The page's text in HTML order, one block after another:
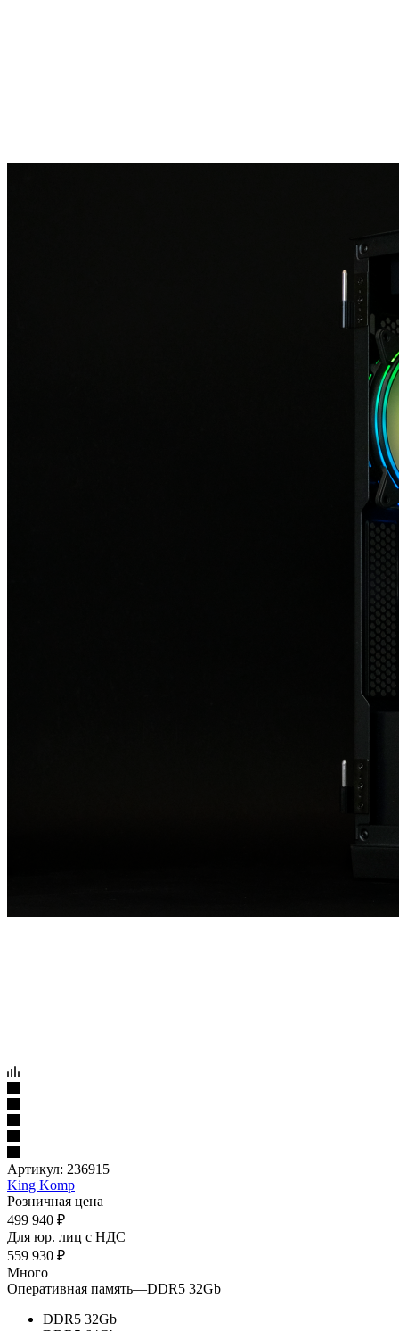
Артикул: 236915
King Komp
Розничная цена
499 940 ₽
Для юр. лиц c НДС
559 930 ₽
Много
Оперативная память—DDR5 32Gb
DDR5 32Gb